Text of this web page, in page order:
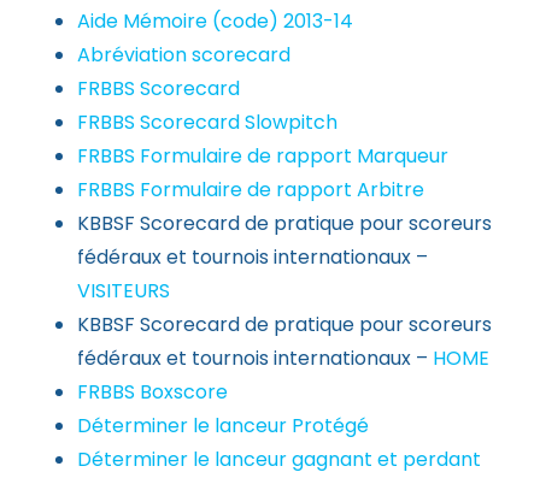
Aide Mémoire (code) 2013-14
Abréviation scorecard
FRBBS Scorecard
FRBBS Scorecard Slowpitch
FRBBS Formulaire de rapport Marqueur
FRBBS Formulaire de rapport Arbitre
KBBSF Scorecard de pratique pour scoreurs
fédéraux et tournois internationaux –
VISITEURS
KBBSF Scorecard de pratique pour scoreurs
fédéraux et tournois internationaux – HOME
FRBBS Boxscore
Déterminer le lanceur Protégé
Déterminer le lanceur gagnant et perdant